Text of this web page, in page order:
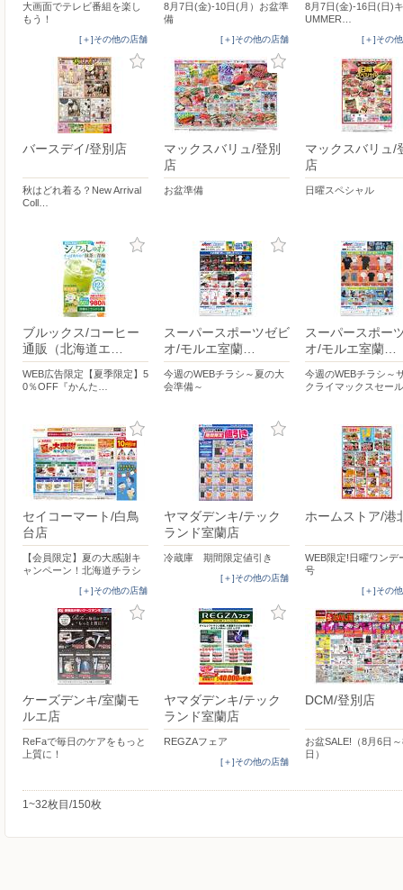
大画面でテレビ番組を楽し
もう！
[＋]その他の店舗
8月7日(金)-10日(月）お盆準
備
[＋]その他の店舗
8月7日(金)-16日(日)
UMMER…
[＋]その
バースデイ/登別店
秋はどれ着る？New Arrival
Coll…
マックスバリュ/登別
店
お盆準備
マックスバリュ/
店
日曜スペシャル
ブルックス/コーヒー
通販（北海道エ…
WEB広告限定【夏季限定】5
0％OFF『かんた…
スーパースポーツゼビ
オ/モルエ室蘭…
今週のWEBチラシ～夏の大
会準備～
スーパースポー
オ/モルエ室蘭…
今週のWEBチラシ～
クライマックスセー
セイコーマート/白鳥
台店
【会員限定】夏の大感謝キ
ャンペーン！北海道チラシ
[＋]その他の店舗
ヤマダデンキ/テック
ランド室蘭店
冷蔵庫 期間限定値引き
[＋]その他の店舗
ホームストア/港
WEB限定!日曜ワンデ
号
[＋]その
ケーズデンキ/室蘭モ
ルエ店
ReFaで毎日のケアをもっと
上質に！
ヤマダデンキ/テック
ランド室蘭店
REGZAフェア
[＋]その他の店舗
DCM/登別店
お盆SALE!（8月6日
日）
1~32枚目/150枚